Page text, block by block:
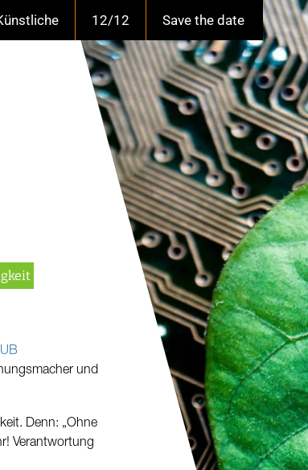
12/12 Save the date
und
Denn: „Ohne
Verantwortung